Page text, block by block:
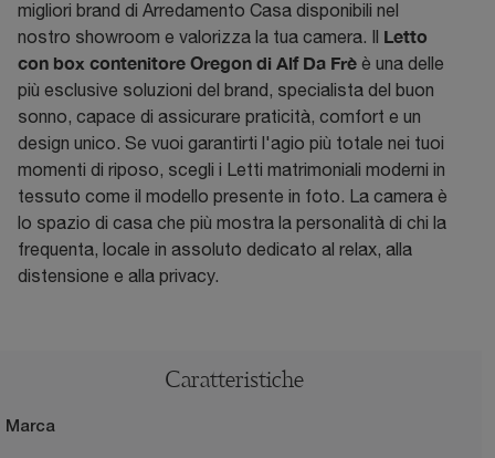
migliori brand di Arredamento Casa disponibili nel
nostro showroom e valorizza la tua camera. Il Letto
con box contenitore Oregon di Alf Da Frè è una delle
più esclusive soluzioni del brand, specialista del buon
sonno, capace di assicurare praticità, comfort e un
design unico. Se vuoi garantirti l'agio più totale nei tuoi
momenti di riposo, scegli i Letti matrimoniali moderni in
tessuto come il modello presente in foto. La camera è
lo spazio di casa che più mostra la personalità di chi la
frequenta, locale in assoluto dedicato al relax, alla
distensione e alla privacy.
Caratteristiche
Marca